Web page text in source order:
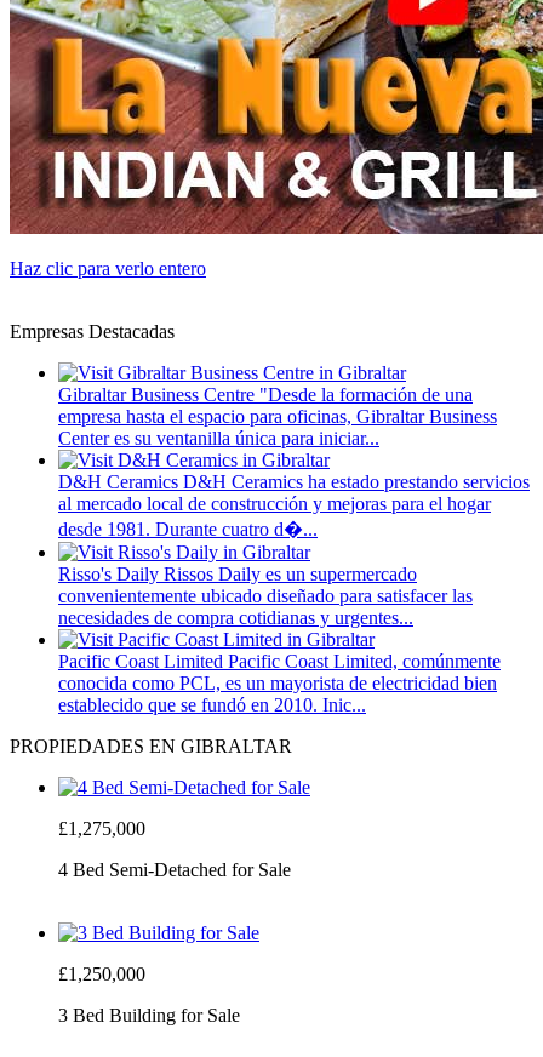
Haz clic para verlo entero
Empresas Destacadas
Gibraltar Business Centre "Desde la formación de una
empresa hasta el espacio para oficinas, Gibraltar Business
Center es su ventanilla única para iniciar...
D&H Ceramics D&H Ceramics ha estado prestando servicios
al mercado local de construcción y mejoras para el hogar
desde 1981. Durante cuatro d�...
Risso's Daily Rissos Daily es un supermercado
convenientemente ubicado diseñado para satisfacer las
necesidades de compra cotidianas y urgentes...
Pacific Coast Limited Pacific Coast Limited, comúnmente
conocida como PCL, es un mayorista de electricidad bien
establecido que se fundó en 2010. Inic...
PROPIEDADES EN GIBRALTAR
£1,275,000
4 Bed Semi-Detached for Sale
£1,250,000
3 Bed Building for Sale